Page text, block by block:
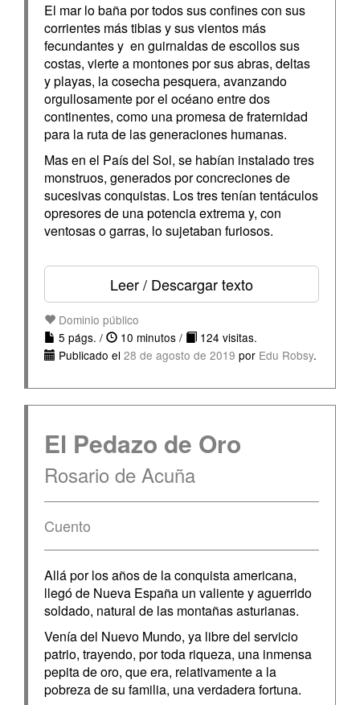
El mar lo baña por todos sus confines con sus
corrientes más tibias y sus vientos más
fecundantes y en guirnaldas de escollos sus
costas, vierte a montones por sus abras, deltas
y playas, la cosecha pesquera, avanzando
orgullosamente por el océano entre dos
continentes, como una promesa de fraternidad
para la ruta de las generaciones humanas.
Mas en el País del Sol, se habían instalado tres
monstruos, generados por concreciones de
sucesivas conquistas. Los tres tenían tentáculos
opresores de una potencia extrema y, con
ventosas o garras, lo sujetaban furiosos.
Leer / Descargar texto
Dominio público
5 págs. /
10 minutos /
124 visitas.
Publicado el 28 de agosto de 2019 por Edu Robsy.
El Pedazo de Oro
Rosario de Acuña
Cuento
Allá por los años de la conquista americana,
llegó de Nueva España un valiente y aguerrido
soldado, natural de las montañas asturianas.
Venía del Nuevo Mundo, ya libre del servicio
patrio, trayendo, por toda riqueza, una inmensa
pepita de oro, que era, relativamente a la
pobreza de su familia, una verdadera fortuna.